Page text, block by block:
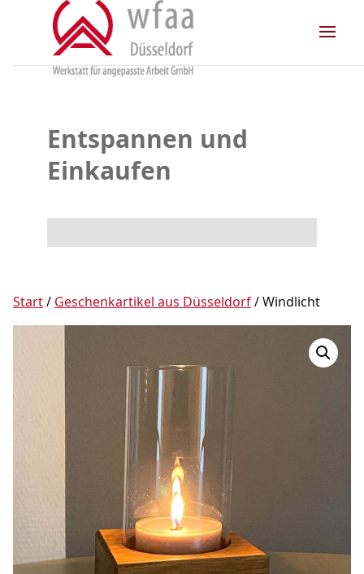
content
Entspannen und
Einkaufen
Start/ Geschenkartikel aus Düsseldorf/ Windlicht